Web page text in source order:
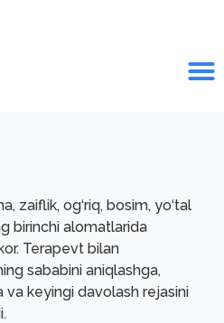
zaiflik, og‘riq, bosim, yo‘tal
birinchi alomatlarida
Terapevt bilan
sababini aniqlashga,
va keyingi davolash rejasini